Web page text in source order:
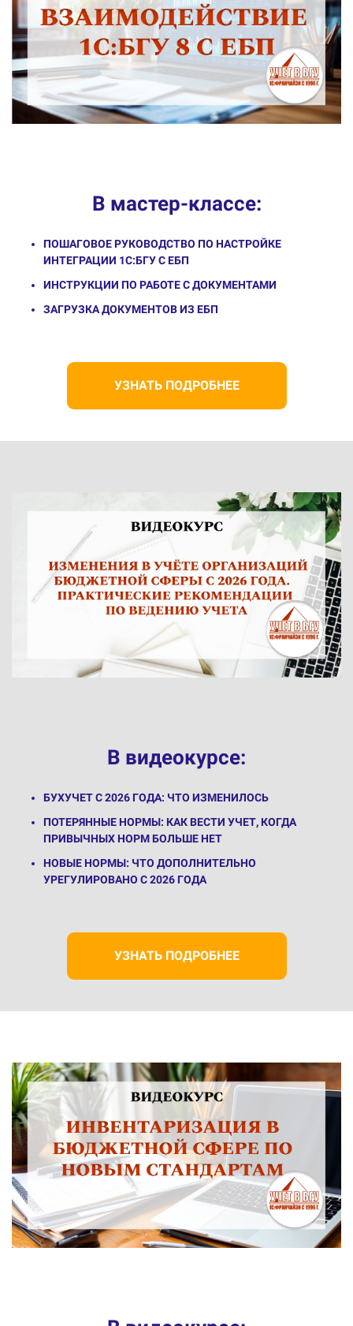
В мастер-классе:
ПОШАГОВОЕ РУКОВОДСТВО ПО НАСТРОЙКЕ
ИНТЕГРАЦИИ 1С:БГУ С ЕБП
ИНСТРУКЦИИ ПО РАБОТЕ С ДОКУМЕНТАМИ
ЗАГРУЗКА ДОКУМЕНТОВ ИЗ ЕБП
УЗНАТЬ ПОДРОБНЕЕ
В видеокурсе:
БУХУЧЕТ С 2026 ГОДА: ЧТО ИЗМЕНИЛОСЬ
ПОТЕРЯННЫЕ НОРМЫ: КАК ВЕСТИ УЧЕТ, КОГДА
ПРИВЫЧНЫХ НОРМ БОЛЬШЕ НЕТ
НОВЫЕ НОРМЫ: ЧТО ДОПОЛНИТЕЛЬНО
УРЕГУЛИРОВАНО С 2026 ГОДА
УЗНАТЬ ПОДРОБНЕЕ